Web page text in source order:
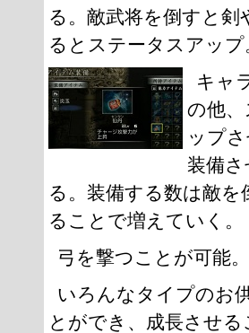
る。敵武将を倒すと剣
るとステータスアップ
キャ
の他
ップ
装備
る。装備する数は敵を
ることで増えていく。
弓を撃つことが可能。
いろんなタイプのお
とができ、成長させる